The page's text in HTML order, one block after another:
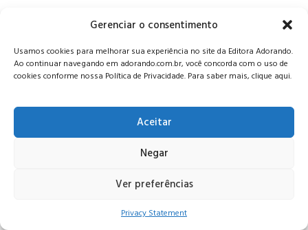
Gerenciar o consentimento
Usamos cookies para melhorar sua experiência no site da Editora Adorando.
Ao continuar navegando em adorando.com.br, você concorda com o uso de
cookies conforme nossa Política de Privacidade. Para saber mais, clique aqui.
Aceitar
Negar
Ver preferências
Privacy Statement
© Editora Adorando 2026. Todos os direitos reservados.
Consulte nossapolítica de privacidade.